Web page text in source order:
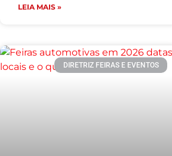
LEIA MAIS »
DIRETRIZ FEIRAS E EVENTOS